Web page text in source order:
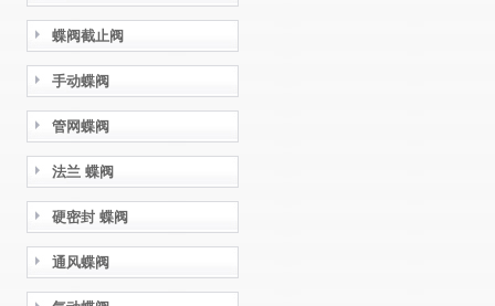
蝶阀截止阀
手动蝶阀
管网蝶阀
法兰 蝶阀
硬密封 蝶阀
通风蝶阀